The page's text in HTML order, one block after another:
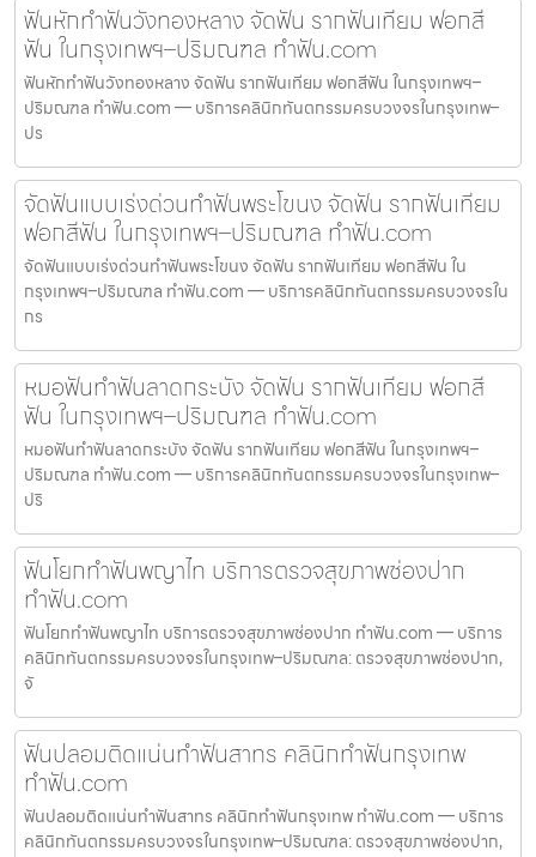
ฟันหักทำฟันวังทองหลาง จัดฟัน รากฟันเทียม ฟอกสี
ฟัน ในกรุงเทพฯ–ปริมณฑล ทำฟัน.com
ฟันหักทำฟันวังทองหลาง จัดฟัน รากฟันเทียม ฟอกสีฟัน ในกรุงเทพฯ–
ปริมณฑล ทำฟัน.com — บริการคลินิกทันตกรรมครบวงจรในกรุงเทพ–
ปร
จัดฟันแบบเร่งด่วนทำฟันพระโขนง จัดฟัน รากฟันเทียม
ฟอกสีฟัน ในกรุงเทพฯ–ปริมณฑล ทำฟัน.com
จัดฟันแบบเร่งด่วนทำฟันพระโขนง จัดฟัน รากฟันเทียม ฟอกสีฟัน ใน
กรุงเทพฯ–ปริมณฑล ทำฟัน.com — บริการคลินิกทันตกรรมครบวงจรใน
กร
หมอฟันทำฟันลาดกระบัง จัดฟัน รากฟันเทียม ฟอกสี
ฟัน ในกรุงเทพฯ–ปริมณฑล ทำฟัน.com
หมอฟันทำฟันลาดกระบัง จัดฟัน รากฟันเทียม ฟอกสีฟัน ในกรุงเทพฯ–
ปริมณฑล ทำฟัน.com — บริการคลินิกทันตกรรมครบวงจรในกรุงเทพ–
ปริ
ฟันโยกทำฟันพญาไท บริการตรวจสุขภาพช่องปาก
ทำฟัน.com
ฟันโยกทำฟันพญาไท บริการตรวจสุขภาพช่องปาก ทำฟัน.com — บริการ
คลินิกทันตกรรมครบวงจรในกรุงเทพ–ปริมณฑล: ตรวจสุขภาพช่องปาก,
จั
ฟันปลอมติดแน่นทำฟันสาทร คลินิกทำฟันกรุงเทพ
ทำฟัน.com
ฟันปลอมติดแน่นทำฟันสาทร คลินิกทำฟันกรุงเทพ ทำฟัน.com — บริการ
คลินิกทันตกรรมครบวงจรในกรุงเทพ–ปริมณฑล: ตรวจสุขภาพช่องปาก,